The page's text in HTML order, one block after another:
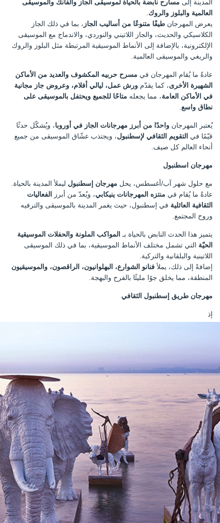
المدينة إلى مسارح نابضة بالحياة لموسيقى الجاز والفانك والموسيقى
العالمية والبلوز والروك
يعرض المهرجان طيفًا متنوعًا من أساليب الجاز ، بما في ذلك الجاز
الكلاسيكي والحديث، والجاز اللاتيني والنوردي، والاندماج مع الموسيقى
الإلكترونية، بالإضافة إلى الأنماط الموسيقية المرتبطة مثل البلوز والروك
والريغي والموسيقى العالمية.
عادةً ما يُقام المهرجان في مسرح حربيه المكشوف والعديد من الأماكن
الشهيرة الأخرى، كما يقدّم ورش عمل، ليالي أفلام، وعروض جاز مجانية
في الأماكن العامة، مما يجعله متاحًا للجميع ويحتفل بالموسيقى على
نطاق واسع
يُعتبر المهرجان واحدًا من أبرز مهرجانات الجاز في أوروبا، ويُشكّل حدثًا
قيّمًا في التقويم الثقافي لإسطنبول، ويجتذب عشّاق الموسيقى من جميع
أنحاء العالم كل صيف.
مهرجان اسطنبول
مع حلول شهر آب/أغسطس، يحل مهرجان إسطنبول ليملأ المدينة بالحياة.
عادةً ما يُقام في منتزه المهرجانات ينيكابي، ويُعدّ من أبرز
الفعاليات
الثقافية العائلية في إسطنبول، حيث يغمر المدينة بالموسيقى والترفيه
وروح المجتمع.
يتميز هذا الحدث النابض بالحياة بـ المواكب الملونة والحفلات الموسيقية
الحيّة التي تشمل مختلف الأنماط الموسيقية، بما في ذلك الموسيقى
اللاتينية والبلقانية والتركية.
إضافةً إلى ذلك، يملأفنانو الشوارع، البهلوانيون، الراقصون، والموسيقيون
المنطقة، مما يخلق جوًا مليئًا بالفرح والبهجة.
مهرجان طريق إسطنبول الثقافي
إذ